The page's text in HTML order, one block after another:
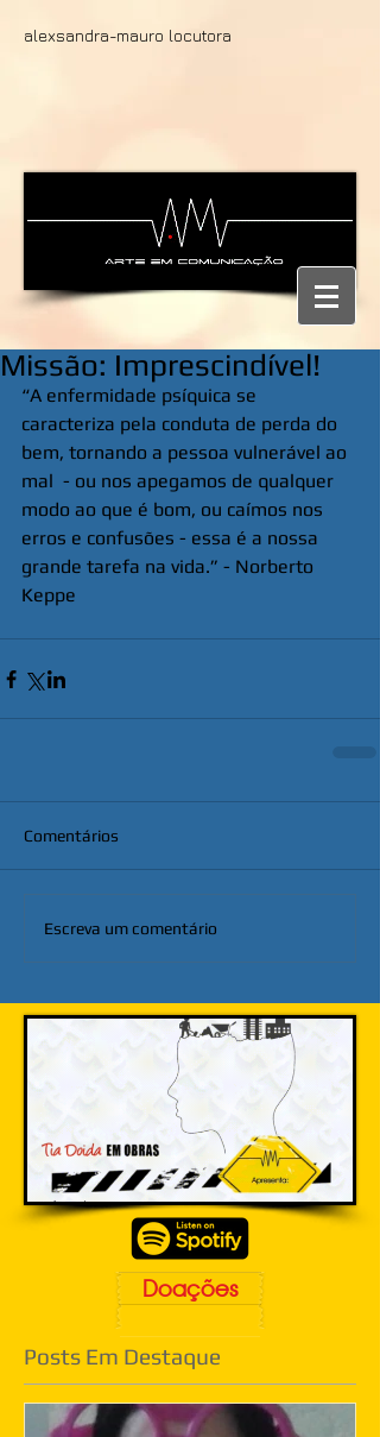
alexsandra-mauro locutora
Missão: Imprescindível!
“A enfermidade psíquica se
caracteriza pela conduta de perda do
bem, tornando a pessoa vulnerável ao
mal  - ou nos apegamos de qualquer
modo ao que é bom, ou caímos nos
erros e confusões - essa é a nossa
grande tarefa na vida.” - Norberto
Keppe
Comentários
Escreva um comentário
Doações
Posts Em Destaque